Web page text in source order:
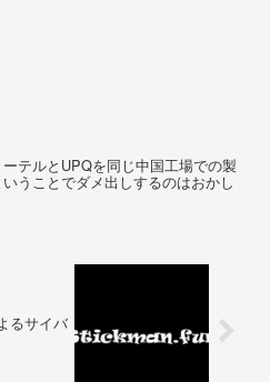
ーテルとUPQを同じ中国工場での製
うことでダメ出しするのはおかし
るサイバ